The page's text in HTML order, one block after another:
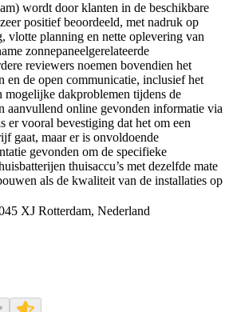
wordt door klanten in de beschikbare
positief beoordeeld, met nadruk op
vlotte planning en nette oplevering van
zonnepaneelgerelateerde
reviewers noemen bovendien het
en de open communicatie, inclusief het
dakproblemen tijdens de
aanvullend online gevonden informatie via
er vooral bevestiging dat het om een
gaat, maar er is onvoldoende
gevonden om de specifieke
thuisaccu’s met dezelfde mate
als de kwaliteit van de installaties op
XJ Rotterdam, Nederland